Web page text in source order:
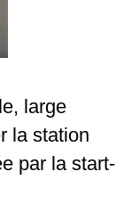
large
la station
par la start-